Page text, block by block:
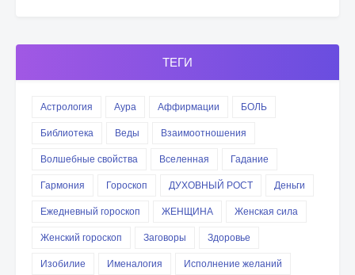
ТЕГИ
Астрология Аура Аффирмации
БОЛЬ
Библиотека
Веды
Взаимоотношения
Волшебные свойства
Вселенная
Гадание
Гармония
Гороскоп ДУХОВНЫЙ РОСТ
Деньги
Ежедневный гороскоп
ЖЕНЩИНА
Женская сила
Женский гороскоп
Заговоры
Здоровье
Изобилие
Именалогия
Исполнение желаний